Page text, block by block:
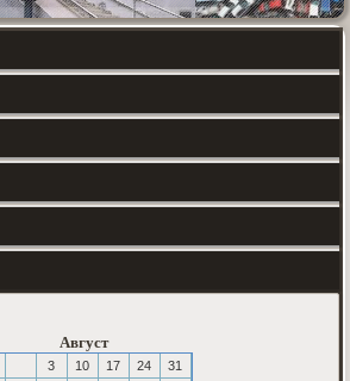
Август
3 10 17 24
31